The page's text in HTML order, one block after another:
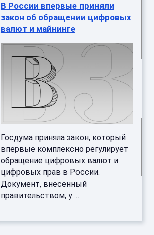
В России впервые приняли
закон об обращении цифровых
валют и майнинге
Госдума приняла закон, который
впервые комплексно регулирует
обращение цифровых валют и
цифровых прав в России.
Документ, внесенный
правительством, у ...